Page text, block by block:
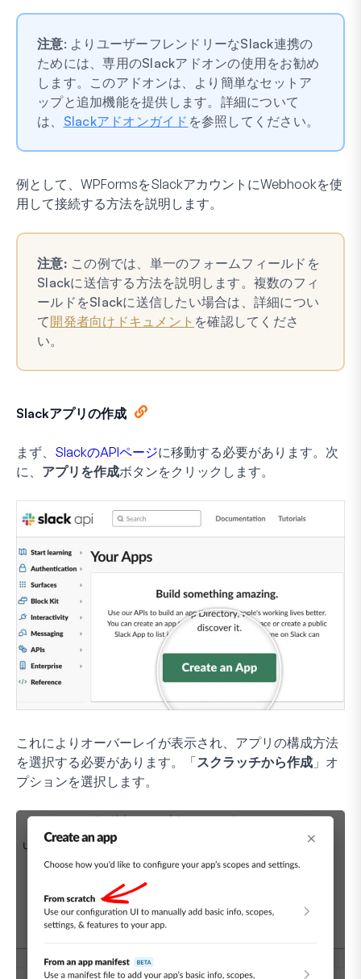
注意: よりユーザーフレンドリーなSlack連携の
ためには、専用のSlackアドオンの使用をお勧め
します。このアドオンは、より簡単なセットア
ップと追加機能を提供します。詳細について
は、 Slackアドオンガイド を参照してください。
例として、WPFormsをSlackアカウントにWebhookを使
用して接続する方法を説明します。
注意: この例では、単一のフォームフィールドを
Slackに送信する方法を説明します。複数のフィ
ールドをSlackに送信したい場合は、詳細につい
て開発者向けドキュメント を確認してくださ
い。
Slackアプリの作成
まず、 SlackのAPIページに移動する必要があります。次
に、 アプリを作成ボタンをクリックします。
これによりオーバーレイが表示され、アプリの構成方法
を選択する必要があります。「スクラッチから作成 」オ
プションを選択します。